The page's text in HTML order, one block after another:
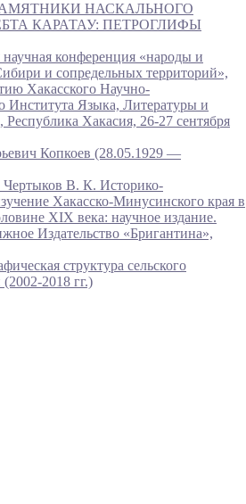
НАСКАЛЬНОГО
КАРАТАУ: ПЕТРОГЛИФЫ
конференция «народы и
и сопредельных территорий»,
Хакасского Научно-
Института Языка, Литературы и
Хакасия, 26-27 сентября
Копкоев (28.05.1929 —
Чертыков В. К. Историко-
Хакасско-Минусинского края в
XIX века: научное издание.
Издательство «Бригантина»,
структура сельского
2018 гг.)